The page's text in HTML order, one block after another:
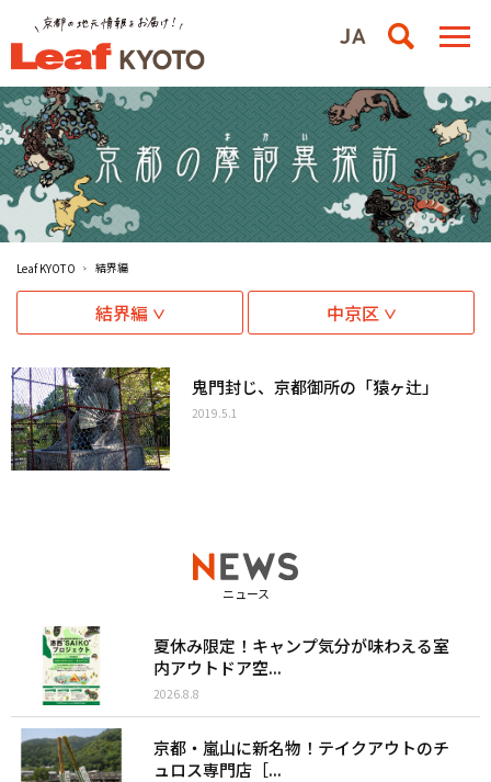
Leaf KYOTO 結界編
結界編 中京区
鬼門封じ、京都御所の「猿ヶ辻」
2019.5.1
ニュース
夏休み限定！キャンプ気分が味わえる室
内アウトドア空...
2026.8.8
京都・嵐山に新名物！テイクアウトのチ
ュロス専門店［...